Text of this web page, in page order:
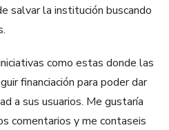
salvar la institución buscando
como estas donde las
financiación para poder dar
a sus usuarios. Me gustaría
comentarios y me contaseis